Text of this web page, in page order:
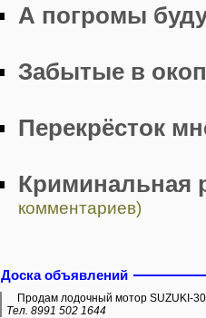
А погромы
Забытые в
Перекрёсток
Криминальная
комментариев)
Доска объявлений
Продам лодочный мотор SUZUKI-
Тел. 8991 502 1644